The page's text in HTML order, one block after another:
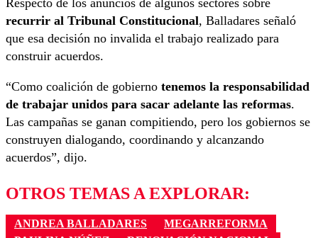
Respecto de los anuncios de algunos sectores sobre
recurrir al Tribunal Constitucional, Balladares señaló
que esa decisión no invalida el trabajo realizado para
construir acuerdos.
“Como coalición de gobierno tenemos la responsabilidad
de trabajar unidos para sacar adelante las reformas.
Las campañas se ganan compitiendo, pero los gobiernos se
construyen dialogando, coordinando y alcanzando
acuerdos”, dijo.
OTROS TEMAS A EXPLORAR:
ANDREA BALLADARES
MEGARREFORMA